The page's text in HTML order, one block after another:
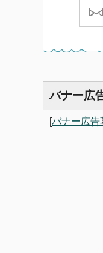
バナー広
[バナー広告